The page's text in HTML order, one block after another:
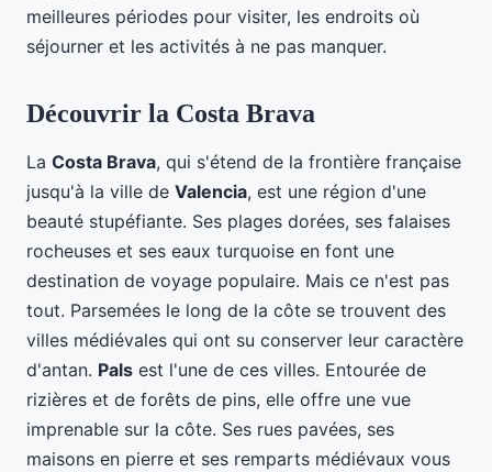
meilleures périodes pour visiter, les endroits où
séjourner et les activités à ne pas manquer.
Découvrir la Costa Brava
La Costa Brava, qui s'étend de la frontière française
jusqu'à la ville de Valencia, est une région d'une
beauté stupéfiante. Ses plages dorées, ses falaises
rocheuses et ses eaux turquoise en font une
destination de voyage populaire. Mais ce n'est pas
tout. Parsemées le long de la côte se trouvent des
villes médiévales qui ont su conserver leur caractère
d'antan. Pals est l'une de ces villes. Entourée de
rizières et de forêts de pins, elle offre une vue
imprenable sur la côte. Ses rues pavées, ses
maisons en pierre et ses remparts médiévaux vous